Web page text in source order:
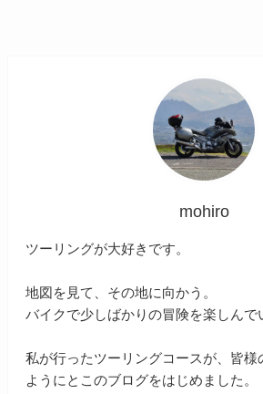
mohiro
ツーリングが大好きです。
地図を見て、その地に向かう。
バイクで少しばかりの冒険を楽しんで
私が行ったツーリングコースが、皆様
ようにとこのブログをはじめました。